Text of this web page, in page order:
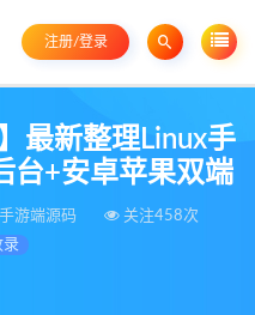
注册/登录
最新整理Linux手
台+安卓苹果双端
手游端源码
关注458次
录